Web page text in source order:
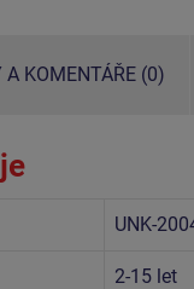
A KOMENTÁŘE (0)
UNK-
2-15 let